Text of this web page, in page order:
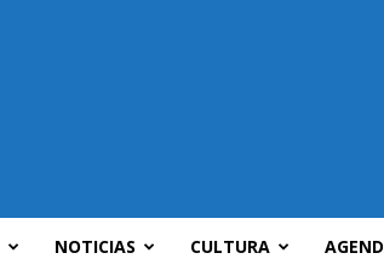
NOTICIAS CULTURA